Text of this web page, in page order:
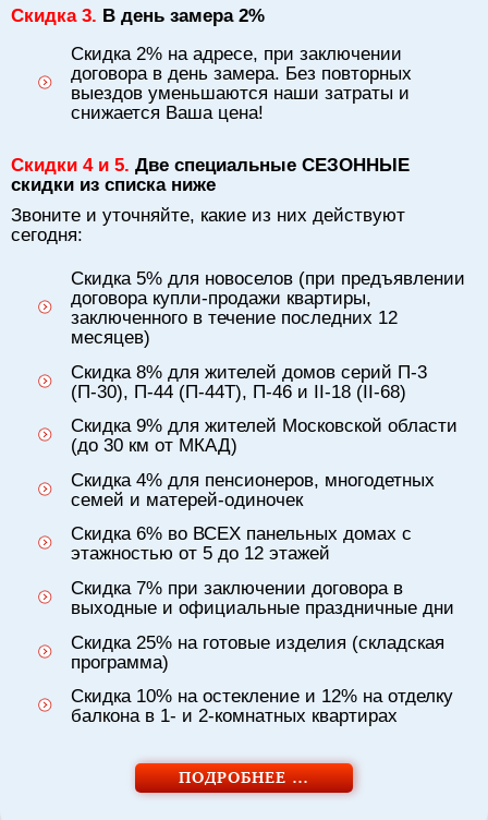
Скидка 3. В день замера 2%
Скидка 2% на адресе, при заключении
договора в день замера. Без повторных
выездов уменьшаются наши затраты и
снижается Ваша цена!
Скидки 4 и 5. Две специальные СЕЗОННЫЕ
скидки из списка ниже
Звоните и уточняйте, какие из них действуют
сегодня:
Скидка 5% для новоселов (при предъявлении
договора купли-продажи квартиры,
заключенного в течение последних 12
месяцев)
Скидка 8% для жителей домов серий П-3
(П-30), П-44 (П-44Т), П-46 и II-18 (II-68)
Скидка 9% для жителей Московской области
(до 30 км от МКАД)
Скидка 4% для пенсионеров, многодетных
семей и матерей-одиночек
Скидка 6% во ВСЕХ панельных домах с
этажностью от 5 до 12 этажей
Скидка 7% при заключении договора в
выходные и официальные праздничные дни
Скидка 25% на готовые изделия (складская
программа)
Скидка 10% на остекление и 12% на отделку
балкона в 1- и 2-комнатных квартирах
ПОДРОБНЕЕ …